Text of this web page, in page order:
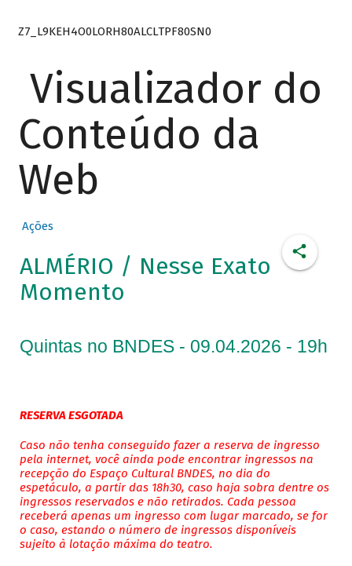
Z7_L9KEH4O0LORH80ALCLTPF80SN0
Visualizador do
Conteúdo da
Web
Ações
ALMÉRIO / Nesse Exato
Momento
Quintas no BNDES - 09.04.2026 - 19h
RESERVA ESGOTADA
Caso não tenha conseguido fazer a reserva de ingresso
pela internet, você ainda pode encontrar ingressos na
recepção do Espaço Cultural BNDES, no dia do
espetáculo, a partir das 18h30, caso haja sobra dentre os
ingressos reservados e não retirados. Cada pessoa
receberá apenas um ingresso com lugar marcado, se for
o caso, estando o número de ingressos disponíveis
sujeito à lotação máxima do teatro.